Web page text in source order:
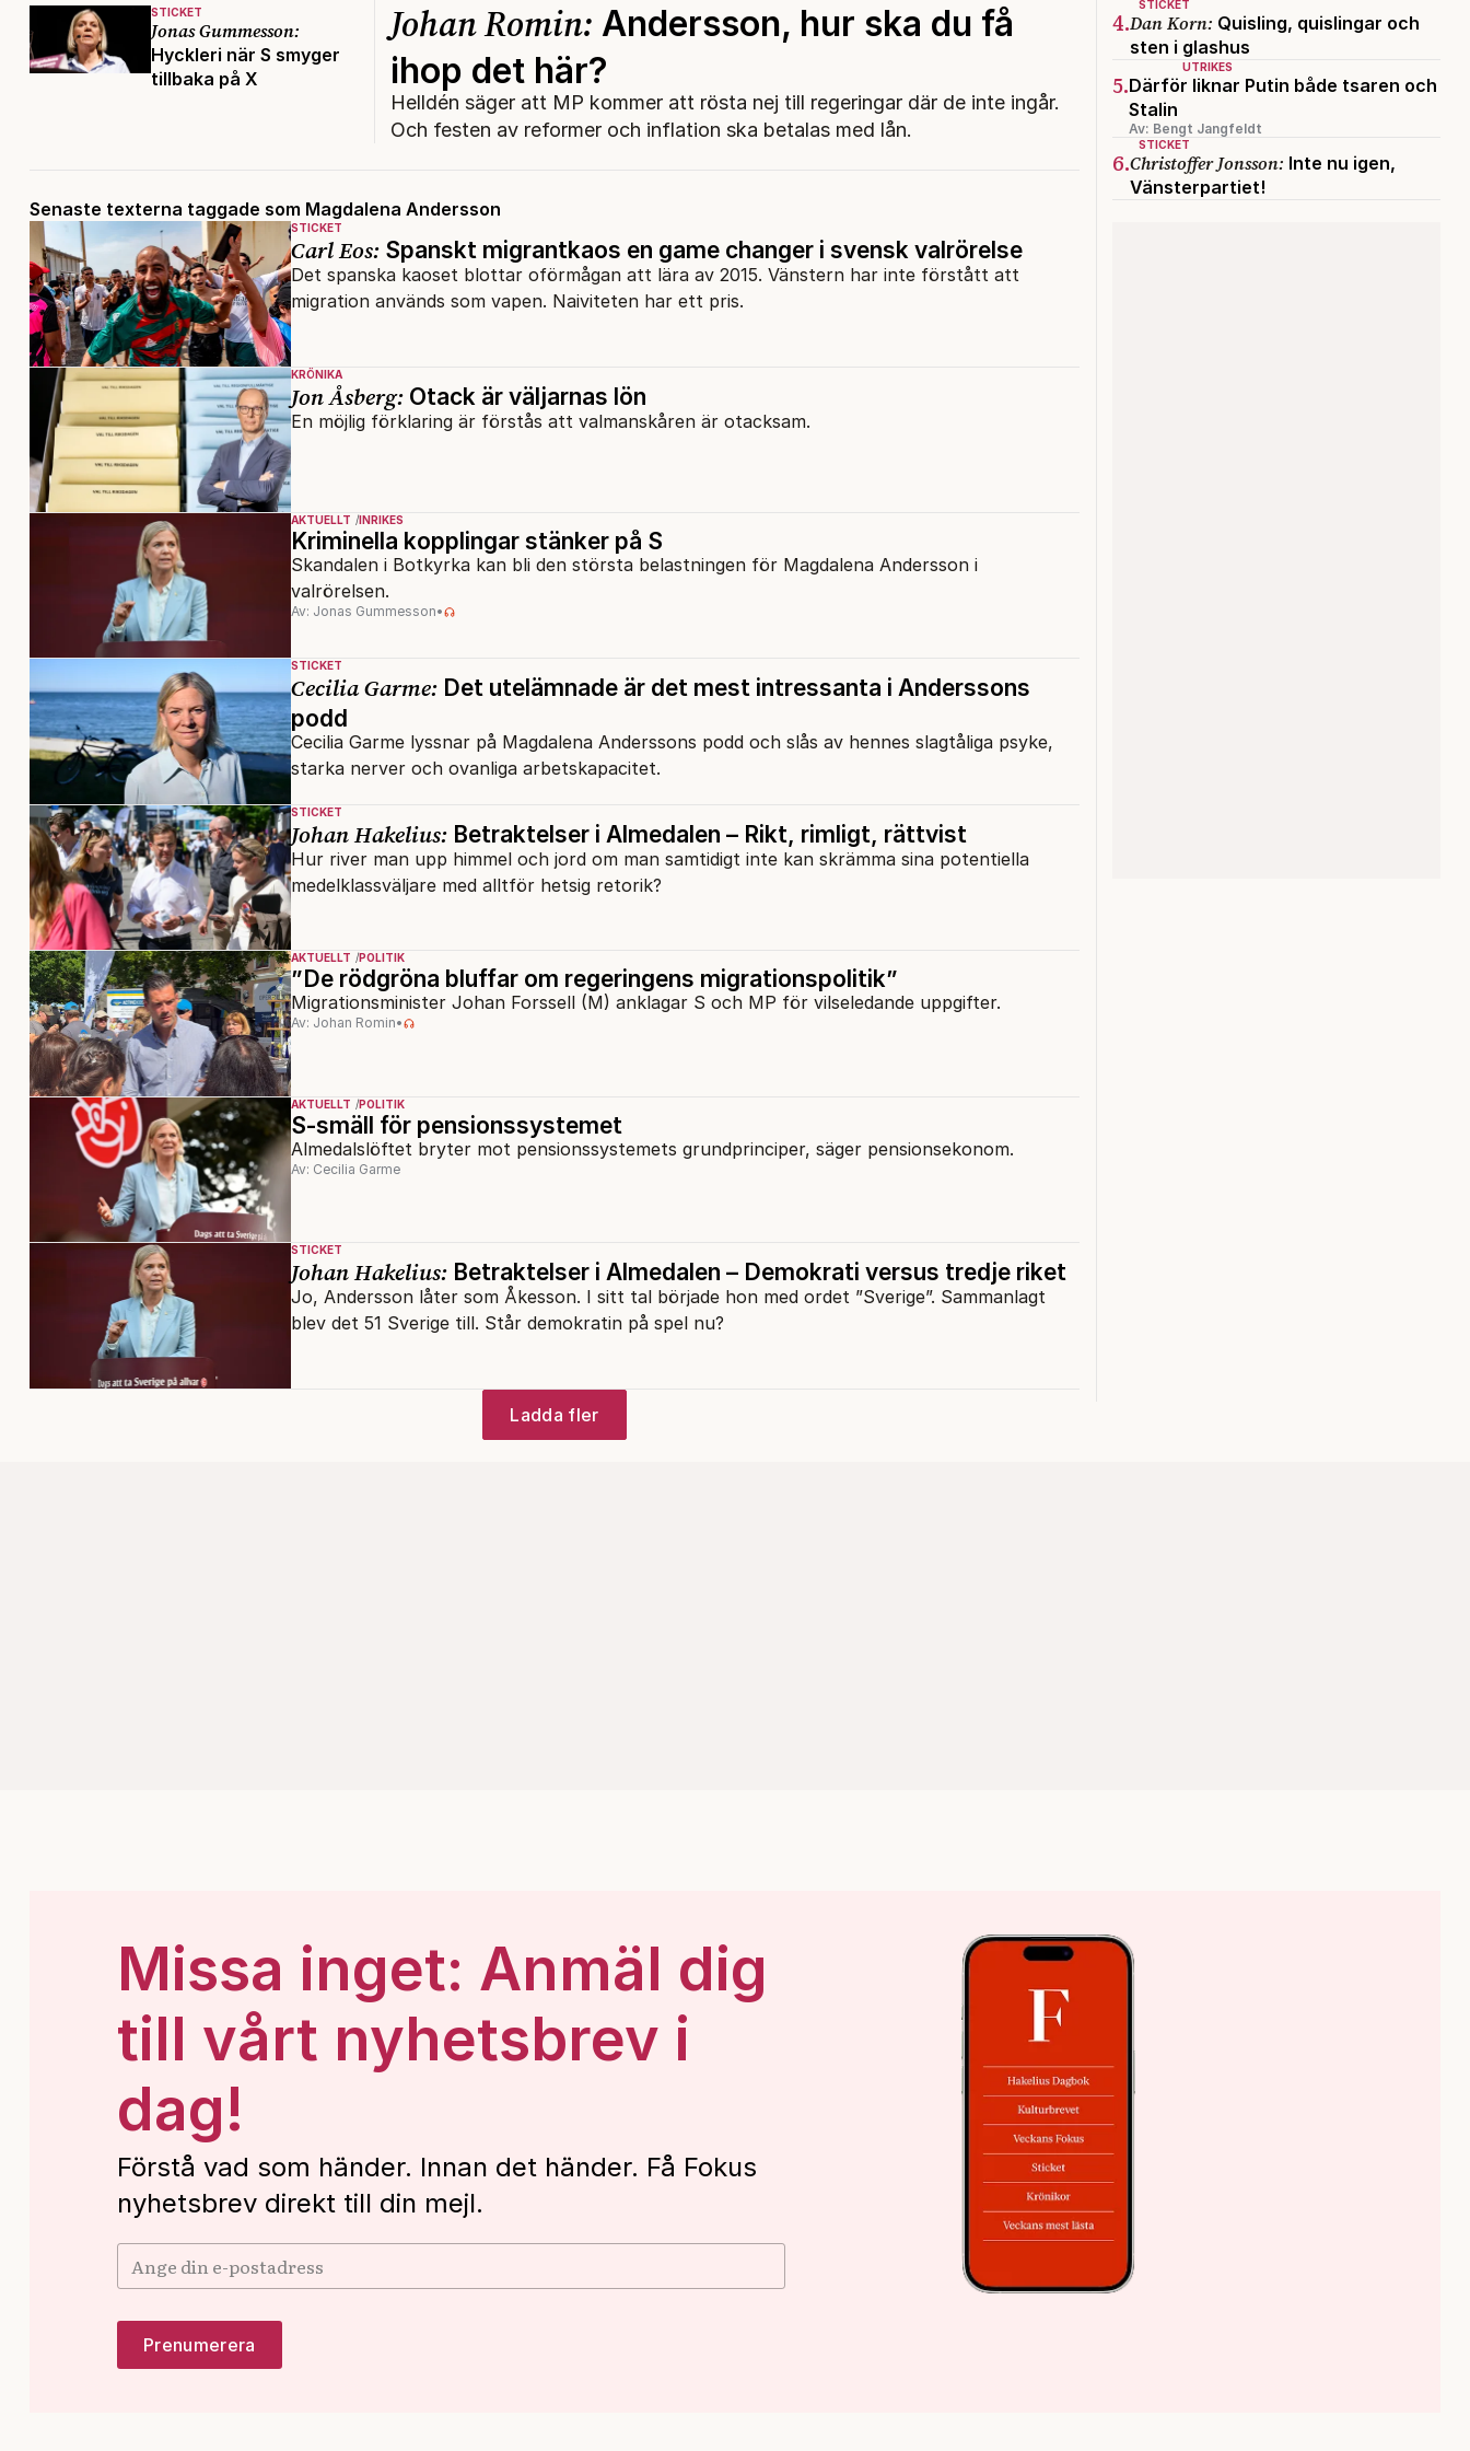
STICKET
Jonas Gummesson:
Hyckleri när S smyger
tillbaka på X
Johan Romin: Andersson, hur ska du få
ihop det här?
Helldén säger att MP kommer att rösta nej till regeringar där de inte ingår.
Och festen av reformer och inflation ska betalas med lån.
Senaste texterna taggade som Magdalena Andersson
STICKET
Carl Eos: Spanskt migrantkaos en game changer i svensk valrörelse
Det spanska kaoset blottar oförmågan att lära av 2015. Vänstern har inte förstått att
migration används som vapen. Naiviteten har ett pris.
KRÖNIKA
Jon Åsberg: Otack är väljarnas lön
En möjlig förklaring är förstås att valmanskåren är otacksam.
AKTUELLT INRIKES
Kriminella kopplingar stänker på S
Skandalen i Botkyrka kan bli den största belastningen för Magdalena Andersson i
valrörelsen.
Av: Jonas Gummesson•
STICKET
Cecilia Garme: Det utelämnade är det mest intressanta i Anderssons
podd
Cecilia Garme lyssnar på Magdalena Anderssons podd och slås av hennes slagtåliga psyke,
starka nerver och ovanliga arbetskapacitet.
STICKET
Johan Hakelius: Betraktelser i Almedalen – Rikt, rimligt, rättvist
Hur river man upp himmel och jord om man samtidigt inte kan skrämma sina potentiella
medelklassväljare med alltför hetsig retorik?
AKTUELLT POLITIK
”De rödgröna bluffar om regeringens migrationspolitik”
Migrationsminister Johan Forssell (M) anklagar S och MP för vilseledande uppgifter.
Av: Johan Romin•
AKTUELLT POLITIK
S-smäll för pensionssystemet
Almedalslöftet bryter mot pensionssystemets grundprinciper, säger pensionsekonom.
Av: Cecilia Garme
STICKET
Johan Hakelius: Betraktelser i Almedalen – Demokrati versus tredje riket
Jo, Andersson låter som Åkesson. I sitt tal började hon med ordet ”Sverige”. Sammanlagt
blev det 51 Sverige till. Står demokratin på spel nu?
Ladda fler
STICKET
4.Dan Korn: Quisling, quislingar och
sten i glashus
UTRIKES
5.Därför liknar Putin både tsaren och
Stalin
Av: Bengt Jangfeldt
STICKET
6.Christoffer Jonsson: Inte nu igen,
Vänsterpartiet!
Missa inget: Anmäl dig
till vårt nyhetsbrev i
dag!
Förstå vad som händer. Innan det händer. Få Fokus
nyhetsbrev direkt till din mejl.